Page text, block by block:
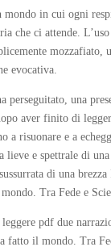
in cui ogni
che ci attende.
mozzafiato,
evocativa.
perseguitato, una
aver finito di
a risuonare e a
lieve e spettrale di una
di una brezza
Tra Fede e
pdf due
fatto il mondo. Tra